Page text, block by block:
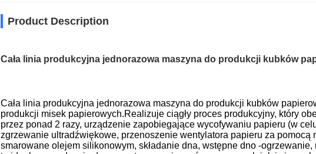
Product Description
Cała linia produkcyjna jednorazowa maszyna do produkcji kubków
Cała linia produkcyjna jednorazowa maszyna do produkcji kubków
produkcji misek papierowych.Realizuje ciągły proces produkcyjny, który
przez ponad 2 razy, urządzenie zapobiegające wycofywaniu papieru (w
zgrzewanie ultradźwiękowe, przenoszenie wentylatora papieru za pomocą
smarowane olejem silikonowym, składanie dna, wstępne dno -